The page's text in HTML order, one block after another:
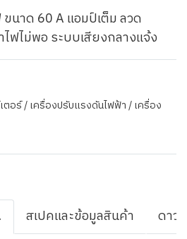
นาด 60 A แอมป์เต็ม ลวด
ฟไม่พอ ระบบเสียงกลางแจ้ง
ตอร์ / เครื่องปรับแรงดันไฟฟ้า / เครื่อง
สเปคและข้อมูลสินค้า ดาว